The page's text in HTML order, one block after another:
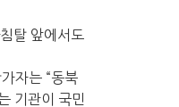
탈 앞에서도
자는 “동북
기관이 국민